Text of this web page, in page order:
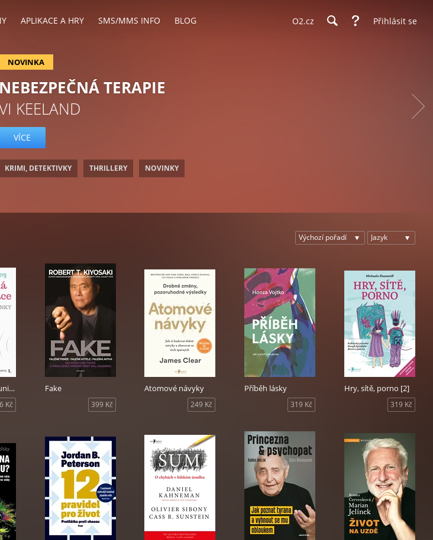
APLIKACE A HRY SMS/MMS INFO BLOG O2.cz Přihlásit se
NOVINKA
NEBEZPEČNÁ TERAPIE
KEELAND
VÍCE
KRIMI, DETEKTIVKY THRILLERY NOVINKY
Nenásilná komunikace - základní myšlenky
Kč
Fake
399 Kč
Atomové návyky
249 Kč
Příběh lásky
319 Kč
Hry, sítě, porno [2]
319 Kč